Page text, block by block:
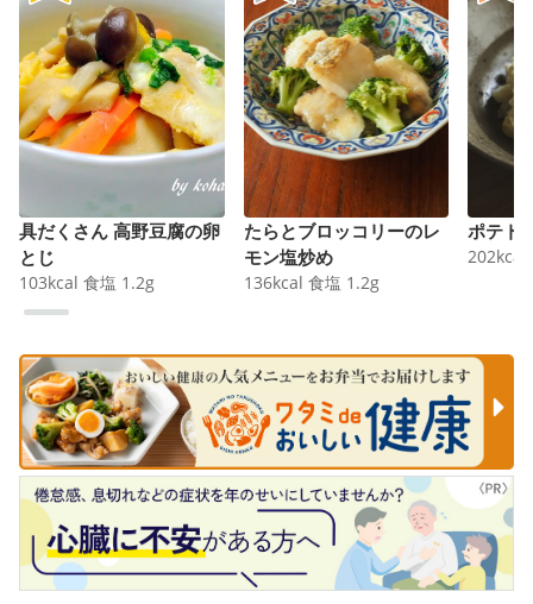
具だくさん 高野豆腐の卵
とじ
103kcal 食塩 1.2g
たらとブロッコリーのレ
モン塩炒め
136kcal 食塩 1.2g
ポテト
202kcal